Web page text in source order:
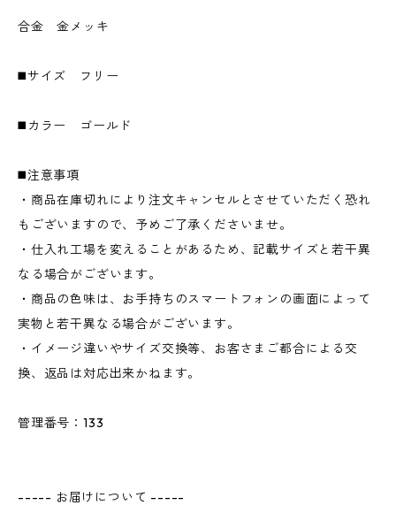
合金 金メッキ
◼️サイズ フリー
◼️カラー ゴールド
◼️注意事項
・商品在庫切れにより注文キャンセルとさせていただく恐れ
もございますので、予めご了承くださいませ。
・仕入れ工場を変えることがあるため、記載サイズと若干異
なる場合がございます。
・商品の色味は、お手持ちのスマートフォンの画面によって
実物と若干異なる場合がございます。
・イメージ違いやサイズ交換等、お客さまご都合による交
換、返品は対応出来かねます。
管理番号：133
----- お届けについて -----